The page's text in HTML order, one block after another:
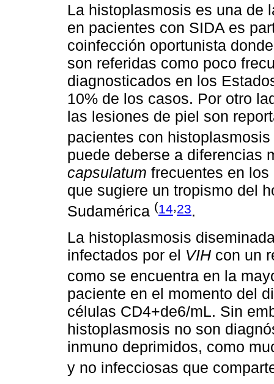
La histoplasmosis es una de
en pacientes con SIDA es
coinfección oportunista
son referidas como poco
diagnosticados en los
10% de los casos. Por otro
las lesiones de piel son
pacientes con
puede deberse a diferencias
capsulatum frecuentes en
que sugiere un tropismo del
Sudamérica (14,23.
La histoplasmosis
infectados por el VIH con un
como se encuentra en la
paciente en el momento del
células CD4+de6/mL. Sin
histoplasmosis no son
inmuno deprimidos, como
y no infecciosas que